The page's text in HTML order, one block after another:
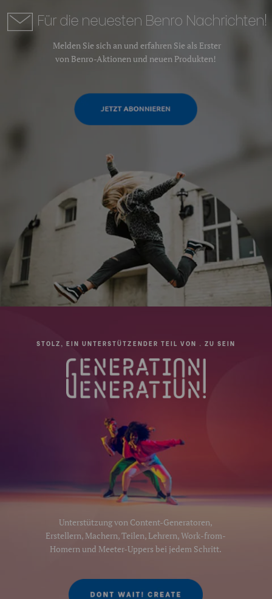
Melden Sie sich an und erfahren Sie als Erster
von Benro-Aktionen und neuen Produkten!
Unterstützung von Content-Generatoren,
Erstellern, Machern, Teilen, Lehrern, Work-from-
Homern und Meeter-Uppers bei jedem Schritt.
STOLZ, EIN UNTERSTÜTZENDER TEIL VON . ZU SEIN
Für die neuesten Benro Nachrichten!